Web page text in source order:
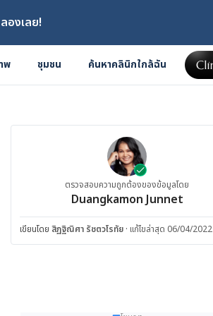
องเลย!
พ ชุมชน ค้นหาคลินิกใกล้ฉัน
ตรวจสอบความถูกต้องของข้อมูลโดย
Duangkamon Junnet
เขียนโดย สิฏฐิณิศา รัชตวโรทัย · แก้ไขล่าสุด 06/04/2022